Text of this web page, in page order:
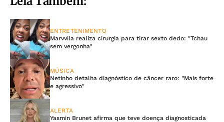
ENTRETENIMENTO
Marvvila realiza cirurgia para tirar sexto dedo: "Tchau
sem vergonha"
MÚSICA
Netinho detalha diagnóstico de câncer raro: "Mais forte
e agressivo"
ALERTA
Yasmin Brunet afirma que teve doença diagnosticada